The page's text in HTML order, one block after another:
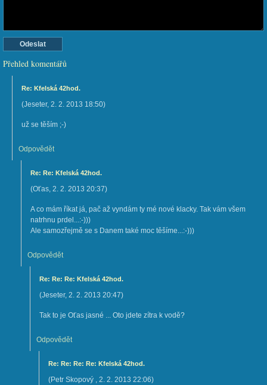
Přehled komentářů
Re: Kfelská 42hod.
(Jeseter, 2. 2. 2013 18:50)
už se těším ;-)
Odpovědět
Re: Re: Kfelská 42hod.
(Oťas, 2. 2. 2013 20:37)
A co mám říkat já, pač až vyndám ty mé nové klacky. Tak vám všem
natrhnu prdel...:-)))
Ale samozřejmě se s Danem také moc těšíme...:-)))
Odpovědět
Re: Re: Re: Kfelská 42hod.
(Jeseter, 2. 2. 2013 20:47)
Tak to je Oťas jasné ... Oto jdete zítra k vodě?
Odpovědět
Re: Re: Re: Re: Kfelská 42hod.
(Petr Skopový , 2. 2. 2013 22:06)